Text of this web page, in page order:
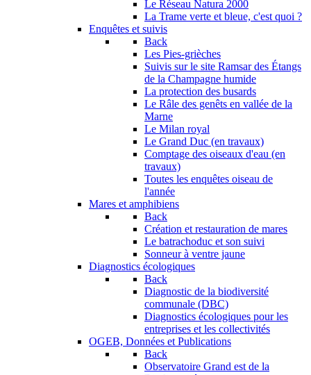
Le Réseau Natura 2000
La Trame verte et bleue, c'est quoi ?
Enquêtes et suivis
Back
Les Pies-grièches
Suivis sur le site Ramsar des Étangs
de la Champagne humide
La protection des busards
Le Râle des genêts en vallée de la
Marne
Le Milan royal
Le Grand Duc (en travaux)
Comptage des oiseaux d'eau (en
travaux)
Toutes les enquêtes oiseau de
l'année
Mares et amphibiens
Back
Création et restauration de mares
Le batrachoduc et son suivi
Sonneur à ventre jaune
Diagnostics écologiques
Back
Diagnostic de la biodiversité
communale (DBC)
Diagnostics écologiques pour les
entreprises et les collectivités
OGEB, Données et Publications
Back
Observatoire Grand est de la